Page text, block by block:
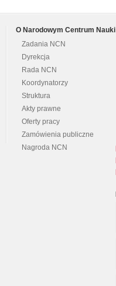
O Narodowym Centrum Nauki
Zadania NCN
Dyrekcja
Rada NCN
Koordynatorzy
Struktura
Akty prawne
Oferty pracy
Zamówienia publiczne
Nagroda NCN